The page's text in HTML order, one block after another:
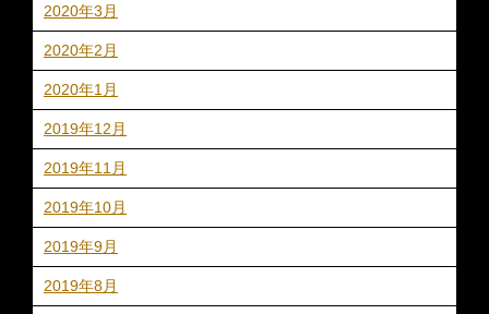
2020年3月
2020年2月
2020年1月
2019年12月
2019年11月
2019年10月
2019年9月
2019年8月